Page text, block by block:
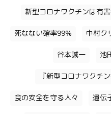
新型コロナワクチンは有
死なない確率99% 中村ク
谷本誠一 池
『新型コロナワクチ
食の安全を守る人々 遺伝